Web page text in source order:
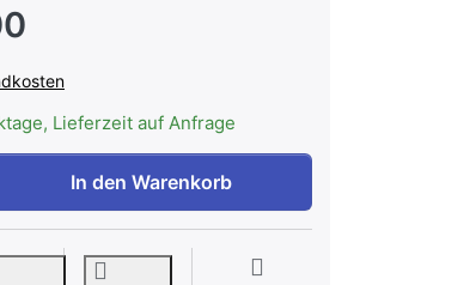
Lieferzeit auf Anfrage
EVME 211-60 Abluft, Einbauhaube zu CHF 1'511.00,
In den Warenkorb